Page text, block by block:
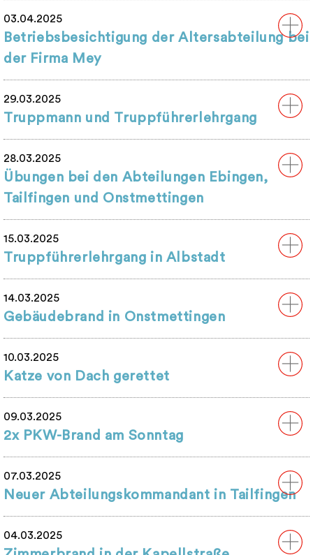
03.04.2025
Betriebsbesichtigung der Altersabteilung bei
der Firma Mey
29.03.2025
Truppmann und Truppführerlehrgang
28.03.2025
Übungen bei den Abteilungen Ebingen,
Tailfingen und Onstmettingen
15.03.2025
Truppführerlehrgang in Albstadt
14.03.2025
Gebäudebrand in Onstmettingen
10.03.2025
Katze von Dach gerettet
09.03.2025
2x PKW-Brand am Sonntag
07.03.2025
Neuer Abteilungskommandant in Tailfingen
04.03.2025